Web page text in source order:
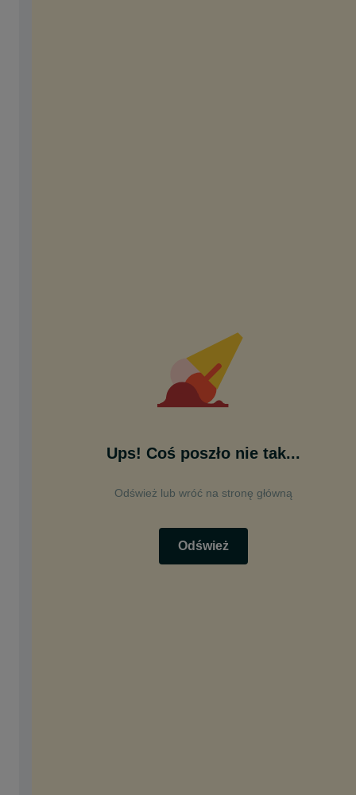
Ups! Coś poszło nie tak...
Odśwież lub wróć na stronę główną
Odśwież